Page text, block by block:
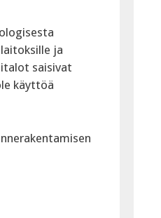
ja
saisivat
käyttöä